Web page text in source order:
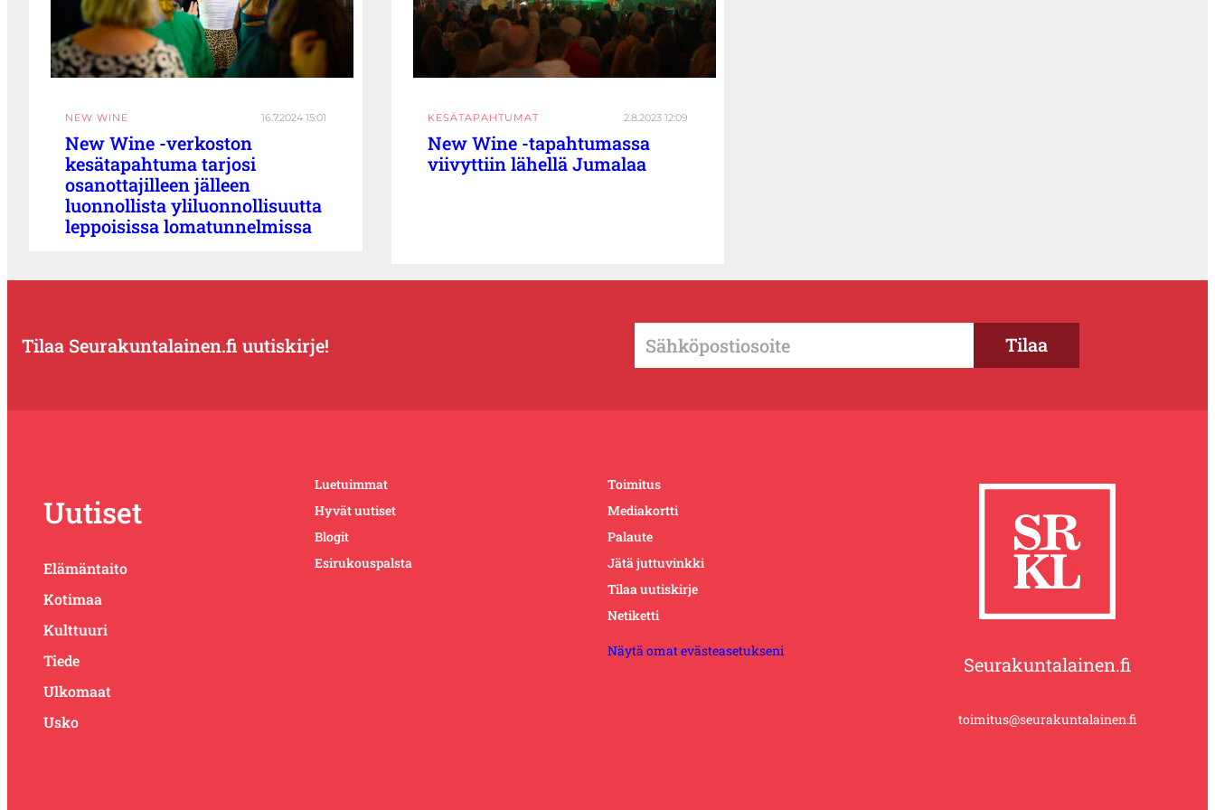
NEW WINE 16.7.2024 15:01
New Wine -verkoston
kesätapahtuma tarjosi
osanottajilleen jälleen
luonnollista yliluonnollisuutta
leppoisissa lomatunnelmissa
KESÄTAPAHTUMAT 2.8.2023 12:09
New Wine -tapahtumassa
viivyttiin lähellä Jumalaa
Tilaa Seurakuntalainen.fi uutiskirje!
Uutiset
Elämäntaito
Kotimaa
Kulttuuri
Tiede
Ulkomaat
Usko
Luetuimmat
Hyvät uutiset
Blogit
Esirukouspalsta
Toimitus
Mediakortti
Palaute
Jätä juttuvinkki
Tilaa uutiskirje
Netiketti
Näytä omat evästeasetukseni
Seurakuntalainen.fi
toimitus@seurakuntalainen.fi